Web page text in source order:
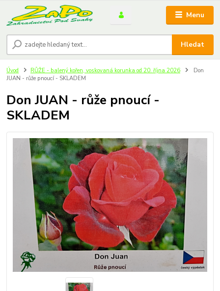
Menu
Hledat
Úvod RŮŽE - balený kořen, voskovaná korunka od 20. října 2026
Don
JUAN - růže pnoucí - SKLADEM
Don JUAN - růže pnoucí -
SKLADEM